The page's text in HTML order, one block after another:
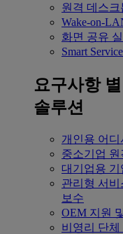
원격 데스크
Wake-on-
화면 공유
Smart Service
요구사항 별
솔루션
개인용 어디
중소기업 원
대기업용 기
관리형 서
보수
OEM 지원
비영리 단